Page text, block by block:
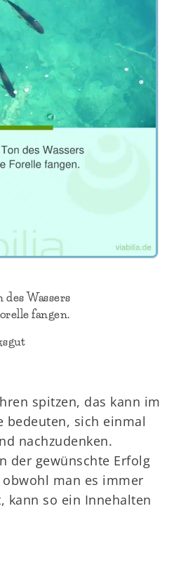
des Wassers
fangen.
spitzen, das kann im
bedeuten, sich einmal
nachzudenken.
der gewünschte Erfolg
man es immer
kann so ein Innehalten